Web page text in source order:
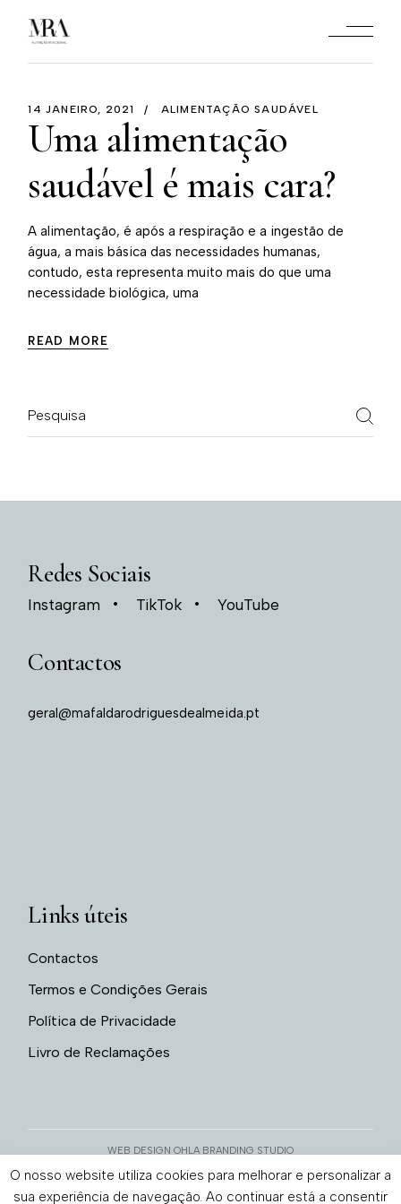
14 JANEIRO, 2021 ALIMENTAÇÃO SAUDÁVEL
Uma alimentação
saudável é mais cara?
A alimentação, é após a respiração e a ingestão de
água, a mais básica das necessidades humanas,
contudo, esta representa muito mais do que uma
necessidade biológica, uma
READ MORE
Redes Sociais
Instagram TikTok YouTube
Contactos
geral@mafaldarodriguesdealmeida.pt
Links úteis
Contactos
Termos e Condições Gerais
Política de Privacidade
Livro de Reclamações
WEB DESIGN OHLA BRANDING STUDIO
O nosso website utiliza cookies para melhorar e personalizar a
sua experiência de navegação. Ao continuar está a consentir